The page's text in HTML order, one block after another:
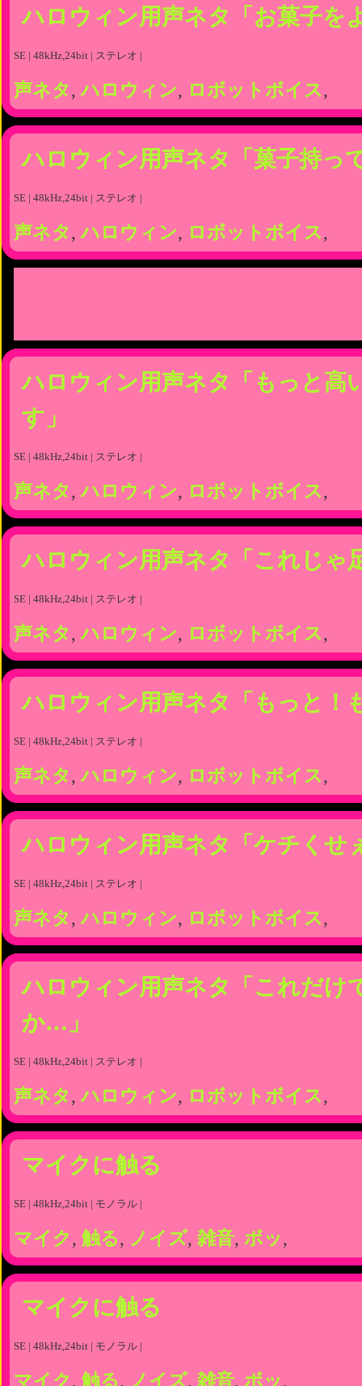
ハロウィン用声ネタ「お菓子を
SE | 48kHz,24bit | ステレオ |
声ネタ ,ハロウィン, ロボットボイス,
ハロウィン用声ネタ「菓子持っ
SE | 48kHz,24bit | ステレオ |
声ネタ ,ハロウィン, ロボットボイス,
ハロウィン用声ネタ「もっと高
す」
SE | 48kHz,24bit | ステレオ |
声ネタ ,ハロウィン, ロボットボイス,
ハロウィン用声ネタ「これじゃ
SE | 48kHz,24bit | ステレオ |
声ネタ ,ハロウィン, ロボットボイス,
ハロウィン用声ネタ「もっと！
SE | 48kHz,24bit | ステレオ |
声ネタ ,ハロウィン, ロボットボイス,
ハロウィン用声ネタ「ケチくせ
SE | 48kHz,24bit | ステレオ |
声ネタ ,ハロウィン, ロボットボイス,
ハロウィン用声ネタ「これだけ
か…」
SE | 48kHz,24bit | ステレオ |
声ネタ ,ハロウィン, ロボットボイス,
マイクに触る
SE | 48kHz,24bit | モノラル |
マイク , 触る, ノイズ, 雑音, ボッ ,
マイクに触る
SE | 48kHz,24bit | モノラル |
マイク , 触る, ノイズ, 雑音, ボッ ,